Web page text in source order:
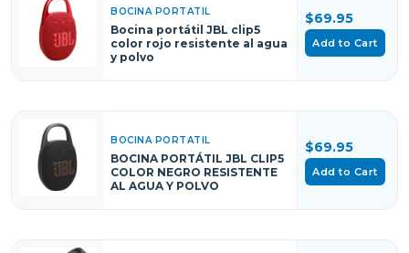
BOCINA PORTATIL
Bocina portátil JBL clip5
color rojo resistente al agua
y polvo
$69.95
Add to Cart
BOCINA PORTATIL
BOCINA PORTÁTIL JBL CLIP5
COLOR NEGRO RESISTENTE
AL AGUA Y POLVO
$69.95
Add to Cart